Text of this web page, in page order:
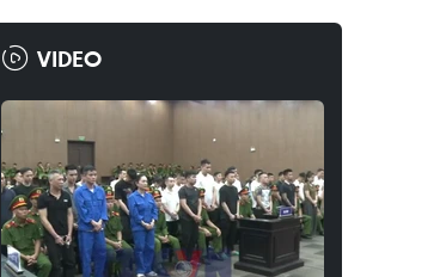
VIDEO